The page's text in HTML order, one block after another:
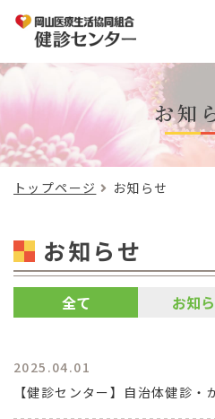
お知
トップページ お知らせ
お知らせ
全て お知
2025.04.01
【健診センター】自治体健診・